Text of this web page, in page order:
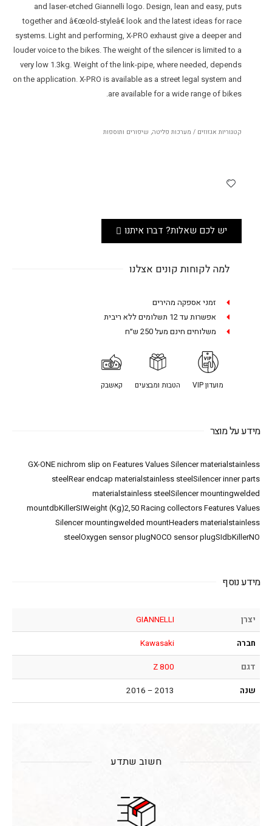
and laser-etched Giannelli logo. Design, lean and easy, puts
together and â€œold-styleâ€ look and the latest ideas for race
systems. Light and performing, X-PRO exhaust give a deeper and
louder voice to the bikes. The weight of the silencer is limited to a
very low 1.3kg. Weight of the link-pipe, where needed, depends
on the application. X-PRO is available as a street legal system and
are available for a wide range of bikes.
קטגוריות אגזוזים / מערכות פליטה, שיפורים ותוספות
יש לכם שאלות? דברו איתנו
למה לקוחות קונים אצלנו
זמני אספקה מהירים
אפשרות עד 12 תשלומים ללא ריבית
משלוחים חינם מעל 250 ש״ח
מועדון VIP הטבות ומבצעים קאשבק
מידע על מוצר
GX-ONE nichrom slip on Features Values Silencer materialstainless
steelRear endcap materialstainless steelSilencer inner parts
materialstainless steelSilencer mountingwelded
mountdbKillerSIWeight (Kg)2,50 Racing collectors Features Values
Silencer mountingwelded mountHeaders materialstainless
steelOxygen sensor plugNOCO sensor plugSIdbKillerNO
מידע נוסף
יצרן
GIANNELLI
חברה
Kawasaki
דגם
Z 800
שנה
2013 – 2016
חשוב שתדע